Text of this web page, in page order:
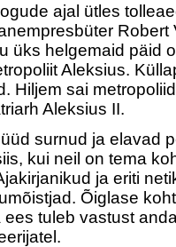
ajal ütles
Robert
üks helgemaid päid
Aleksius.
Hiljem sai
Aleksius II.
surnud ja elavad
kui neil on tema
ja eriti
Õiglase
ees tuleb vastust